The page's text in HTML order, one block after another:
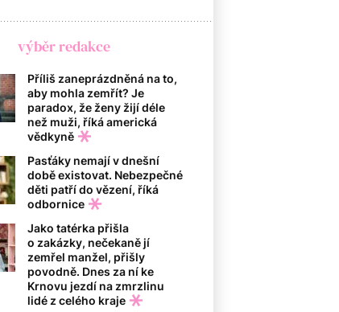
výběr redakce
Příliš zaneprázdněná na to,
aby mohla zemřít? Je
paradox, že ženy žijí déle
než muži, říká americká
vědkyně
Pasťáky nemají v dnešní
době existovat. Nebezpečné
děti patří do vězení, říká
odbornice
Jako tatérka přišla
o zakázky, nečekaně jí
zemřel manžel, přišly
povodně. Dnes za ní ke
Krnovu jezdí na zmrzlinu
lidé z celého kraje